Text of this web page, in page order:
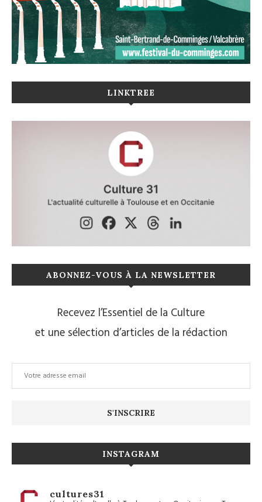
LINKTREE
ABONNEZ-VOUS À LA NEWSLETTER
Recevez l’Essentiel de la Culture
et une sélection d’articles de la rédaction
INSTAGRAM
cultures31